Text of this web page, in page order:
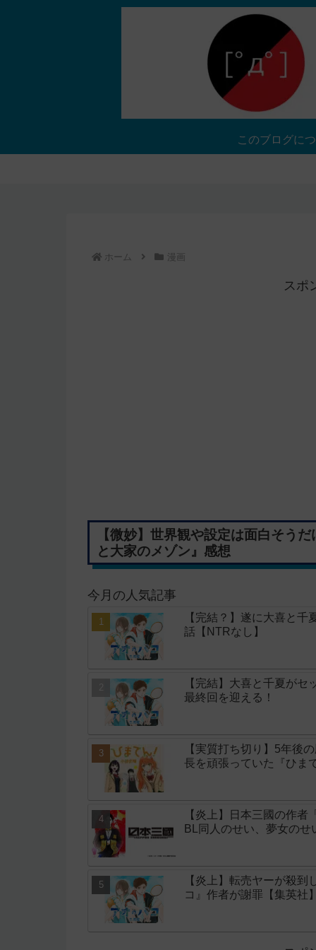
このブログに
ホーム 漫画
スポ
【微妙】世界観や設定は面白そう
と大家のメゾン』感想
今月の人気記事
【完結？】遂に大喜と
話【NTRなし】
【完結】大喜と千夏が
最終回を迎える！
【実質打ち切り】5年後
長を頑張っていた『ひま
【炎上】日本三國の作
BL同人のせい、夢女の
【炎上】転売ヤーが殺
コ』作者が謝罪【集英社